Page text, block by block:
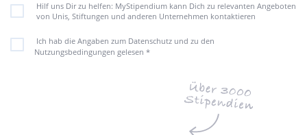
Hilf uns Dir zu helfen: MyStipendium kann Dich zu relevanten Angeboten
von Unis, Stiftungen und anderen Unternehmen kontaktieren
Ich hab die Angaben zum Datenschutz und zu den
Nutzungsbedingungen gelesen *